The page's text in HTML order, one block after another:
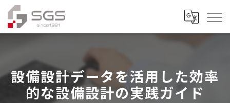
設備設計データを活用した効率
的な設備設計の実践ガイド